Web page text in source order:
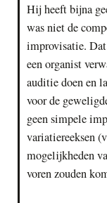
Hij heeft bijna
was niet de
improvisatie.
een organist
auditie doen en
voor de
geen simpele
variatiereeksen
mogelijkheden
voren zouden